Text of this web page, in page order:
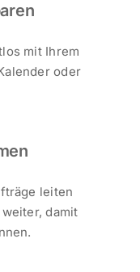
mit Ihrem
oder
leiten
damit